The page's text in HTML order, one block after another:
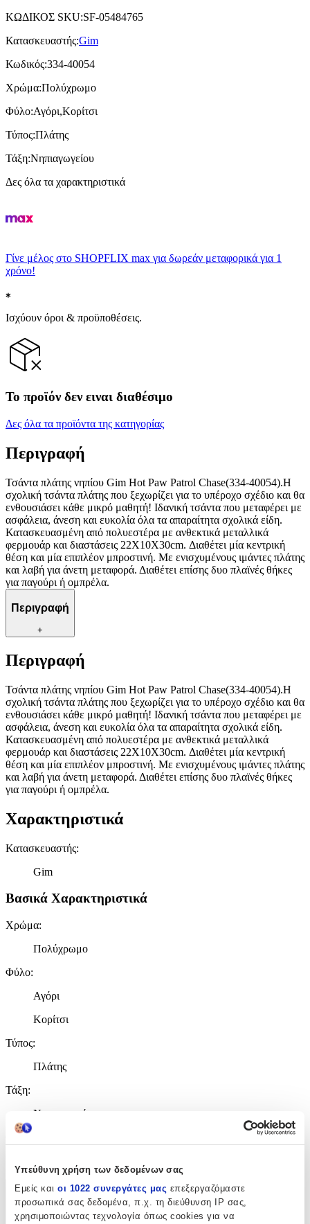
Υπεύθυνη χρήση των δεδομένων σας
Εμείς και οι 1022 συνεργάτες μας επεξεργαζόμαστε
προσωπικά σας δεδομένα, π.χ. τη διεύθυνση IP σας,
χρησιμοποιώντας τεχνολογία όπως cookies για να
ΚΩΔΙΚΟΣ SKU:SF-05484765
Κατασκευαστής:Gim
Κωδικός:334-40054
Χρώμα:Πολύχρωμο
Φύλο:Αγόρι,Κορίτσι
Τύπος:Πλάτης
Τάξη:Νηπιαγωγείου
Δες όλα τα χαρακτηριστικά
Γίνε μέλος στο SHOPFLIX max για δωρεάν μεταφορικά για 1
χρόνο!
Ισχύουν όροι & προϋποθέσεις.
Το προϊόν δεν ειναι διαθέσιμο
Δες όλα τα προϊόντα της κατηγορίας
Περιγραφή
Τσάντα πλάτης νηπίου Gim Hot Paw Patrol Chase(334-40054).Η
σχολική τσάντα πλάτης που ξεχωρίζει για το υπέροχο σχέδιο και θα
ενθουσιάσει κάθε μικρό μαθητή! Ιδανική τσάντα που μεταφέρει με
ασφάλεια, άνεση και ευκολία όλα τα απαραίτητα σχολικά είδη.
Κατασκευασμένη από πολυεστέρα με ανθεκτικά μεταλλικά
φερμουάρ και διαστάσεις 22Χ10Χ30cm. Διαθέτει μία κεντρική
θέση και μία επιπλέον μπροστινή. Με ενισχυμένους ιμάντες πλάτης
και λαβή για άνετη μεταφορά. Διαθέτει επίσης δυο πλαϊνές θήκες
για παγούρι ή ομπρέλα.
Περιγραφή
+
Περιγραφή
Τσάντα πλάτης νηπίου Gim Hot Paw Patrol Chase(334-40054).Η
σχολική τσάντα πλάτης που ξεχωρίζει για το υπέροχο σχέδιο και θα
ενθουσιάσει κάθε μικρό μαθητή! Ιδανική τσάντα που μεταφέρει με
ασφάλεια, άνεση και ευκολία όλα τα απαραίτητα σχολικά είδη.
Κατασκευασμένη από πολυεστέρα με ανθεκτικά μεταλλικά
φερμουάρ και διαστάσεις 22Χ10Χ30cm. Διαθέτει μία κεντρική
θέση και μία επιπλέον μπροστινή. Με ενισχυμένους ιμάντες πλάτης
και λαβή για άνετη μεταφορά. Διαθέτει επίσης δυο πλαϊνές θήκες
για παγούρι ή ομπρέλα.
Χαρακτηριστικά
Κατασκευαστής:
Gim
Βασικά Χαρακτηριστικά
Χρώμα:
Πολύχρωμο
Φύλο:
Αγόρι
Κορίτσι
Τύπος:
Πλάτης
Τάξη:
Νηπιαγωγείου
Θέμα
Χαρακτηριστικά
+